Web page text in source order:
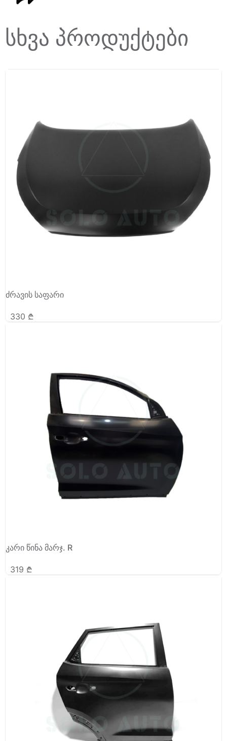
სხვა პროდუქტები
ძრავის საფარი
330 ₾
კარი წინა მარჯ. R
319 ₾